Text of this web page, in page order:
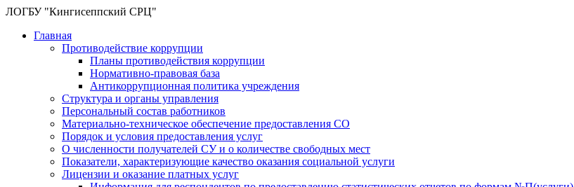
ЛОГБУ "Кингисеппский СРЦ"
Главная
Противодействие коррупции
Планы противодействия коррупции
Нормативно-правовая база
Антикоррупционная политика учреждения
Структура и органы управления
Персональный состав работников
Материально-техническое обеспечение предоставления СО
Порядок и условия предоставления услуг
О численности получателей СУ и о количестве свободных мест
Показатели, характеризующие качество оказания социальной услуги
Лицензии и оказание платных услуг